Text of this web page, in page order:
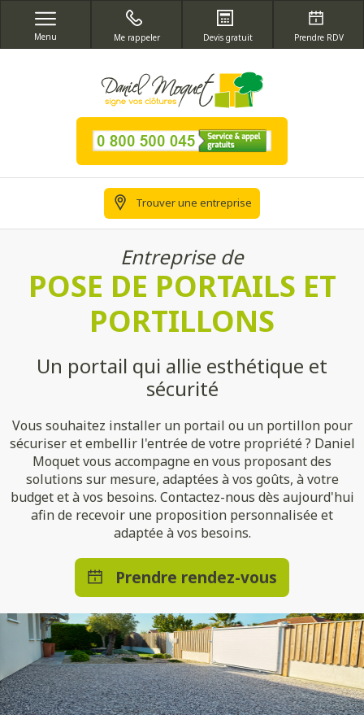
Menu Me rappeler Devis gratuit Prendre RDV
Trouver une entreprise
Entreprise de
POSE DE PORTAILS ET
PORTILLONS
Un portail qui allie esthétique et
sécurité
Vous souhaitez installer un portail ou un portillon pour
sécuriser et embellir l'entrée de votre propriété ? Daniel
Moquet vous accompagne en vous proposant des
solutions sur mesure, adaptées à vos goûts, à votre
budget et à vos besoins. Contactez-nous dès aujourd'hui
afin de recevoir une proposition personnalisée et
adaptée à vos besoins.
Prendre rendez-vous